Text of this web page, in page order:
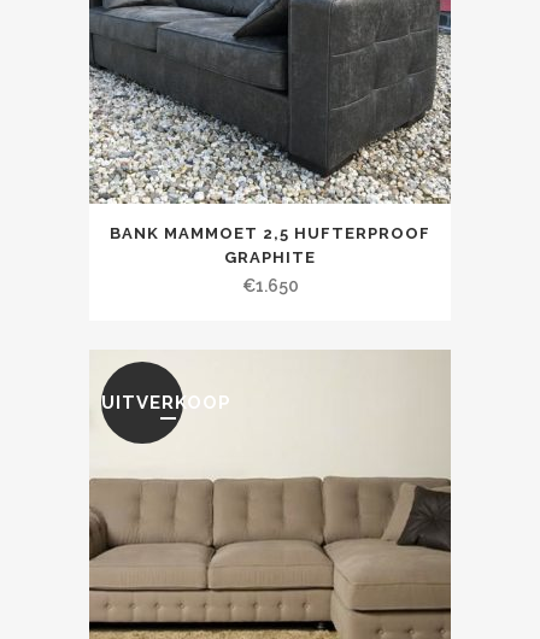
BANK MAMMOET 2,5 HUFTERPROOF
GRAPHITE
€1.650
UITVERKOOP